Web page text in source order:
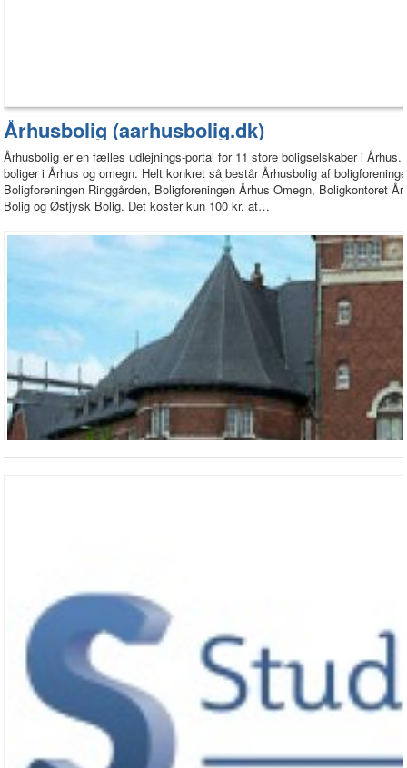
Århusbolig (aarhusbolig.dk)
Århusbolig er en fælles udlejnings-portal for 11 store boligselskaber i
boliger i Århus og omegn. Helt konkret så består Århusbolig af
Boligforeningen Ringgården, Boligforeningen Århus Omegn, Boligkontoret
Bolig og Østjysk Bolig. Det koster kun 100 kr. at…
Kollegiekontoret i Århus (Fælles
Kollegiekontoret har i samarbejde med boligselskaber i Århus og 4
århusianske uddannelsesinstitutioner, kaldet Den Fælles Opnotering.Den
forskellige studie-boliger på ét sted.Web: www.kollegie8000.dkHer er et
administrerer:Damager KollegietDamager Kollegiet er lokaliseret i Viby…